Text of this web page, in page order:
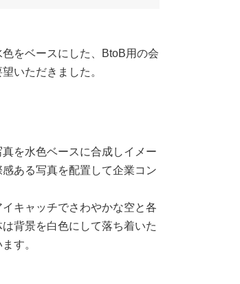
をベースにした、BtoB用の会
いただきました。
を水色ベースに合成しイメー
ある写真を配置して企業コン
キャッチでさわやかな空と各
背景を白色にして落ち着いた
す。